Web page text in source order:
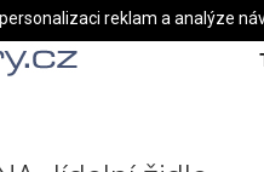
reklam a analýze